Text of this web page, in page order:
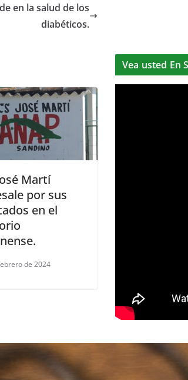
en la salud de los
diabéticos.
Martí
por sus
en el
de 2024
marcados con
Vea usted En